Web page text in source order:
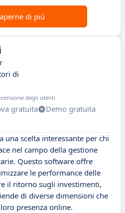
di più
di
degli utenti
gratuita
Demo gratuita
una scelta interessante per chi
nel campo della gestione
Questo software offre
le performance delle
il ritorno sugli investimenti,
di diverse dimensioni che
presenza online.